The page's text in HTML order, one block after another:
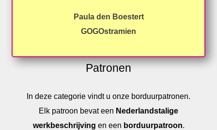
Paula den Boestert
GOGOstramien
Patronen
In deze categorie vindt u onze borduurpatronen.
Elk patroon bevat een Nederlandstalige
werkbeschrijving en een borduurpatroon.